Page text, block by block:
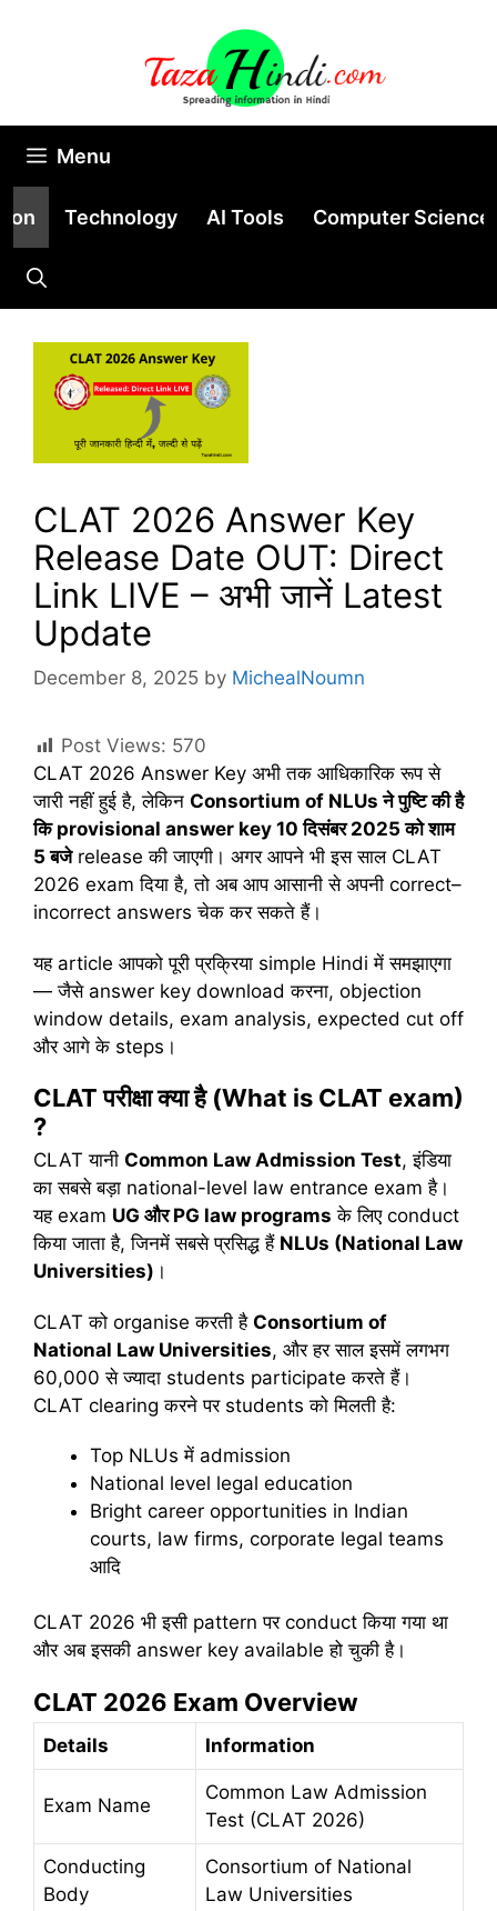
Menu
Technology AI Tools Computer Science
CLAT 2026 Answer Key
Release Date OUT: Direct
Link LIVE – अभी जानें Latest
Update
December 8, 2025 by MichealNoumn
Post Views: 570
CLAT 2026 Answer Key अभी तक आधिकारिक रूप से
जारी नहीं हुई है, लेकिन Consortium of NLUsनेपुष्टिकीहै
कि provisional answer key 10दिसंबर 2025कोशाम
5बजेrelease की जाएगी। अगर आपने भी इस साल CLAT
2026 exam दिया है, तो अब आप आसानी से अपनी correct–
incorrect answers चेक कर सकते हैं।
यह article आपको पूरी प्रक्रिया simple Hindi में समझाएगा
— जैसे answer key download करना, objection
window details, exam analysis, expected cut off
और आगे के steps।
CLAT परीक्षा क्या है (What is CLAT exam)
?
CLAT यानी Common Law Admission Test, इंडिया
का सबसे बड़ा national-level law entrance exam है।
यह exam UG औरPG law programs के लिए conduct
किया जाता है, जिनमें सबसे प्रसिद्ध हैं NLUs (National Law
Universities) ।
CLAT को organise करती है Consortium of
National Law Universities, और हर साल इसमें लगभग
60,000 से ज्यादा students participate करते हैं।
CLAT clearing करने पर students को मिलती है:
Top NLUs में admission
National level legal education
Bright career opportunities in Indian
courts, law firms, corporate legal teams
आदि
CLAT 2026 भी इसी pattern पर conduct किया गया था
और अब इसकी answer key available हो चुकी है।
CLAT 2026 Exam Overview
Details Information
Exam Name
Common Law Admission
Test (CLAT 2026)
Conducting
Body
Consortium of National
Law Universities